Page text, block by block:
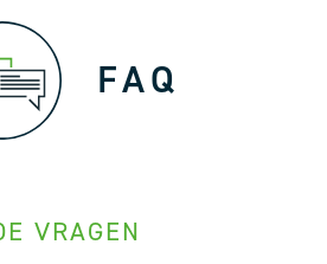
FAQ
VRAGEN